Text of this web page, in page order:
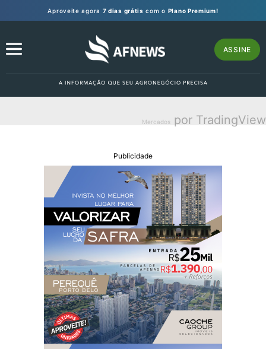
Aproveite agora 7 dias grátis com o Plano Premium!
ASSINE
Mercados por TradingView
Publicidade